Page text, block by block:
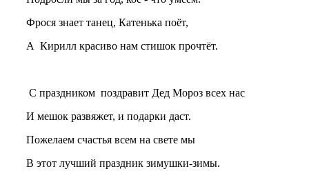
Фрося знает танец, Катенька поёт,
А Кирилл красиво нам стишок прочтёт.
С праздником поздравит Дед Мороз всех нас
И мешок развяжет, и подарки даст.
Пожелаем счастья всем на свете мы
В этот лучший праздник зимушки-зимы.